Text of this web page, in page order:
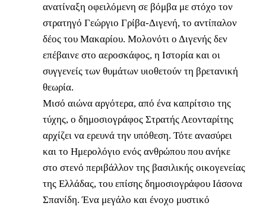
ανατίναξη οφειλόμενη σε βόμβα με στόχο τον
στρατηγό Γεώργιο Γρίβα-Διγενή, το αντίπαλον
δέος του Μακαρίου. Μολονότι ο Διγενής δεν
επέβαινε στο αεροσκάφος, η Ιστορία και οι
συγγενείς των θυμάτων υιοθετούν τη βρετανική
θεωρία.
Μισό αιώνα αργότερα, από ένα καπρίτσιο της
τύχης, ο δημοσιογράφος Στρατής Λεονταρίτης
αρχίζει να ερευνά την υπόθεση. Τότε ανασύρει
και το Ημερολόγιο ενός ανθρώπου που ανήκε
στο στενό περιβάλλον της βασιλικής οικογενείας
της Ελλάδας, του επίσης δημοσιογράφου Ιάσονα
Σπανίδη. Ένα μεγάλο και ένοχο μυστικό